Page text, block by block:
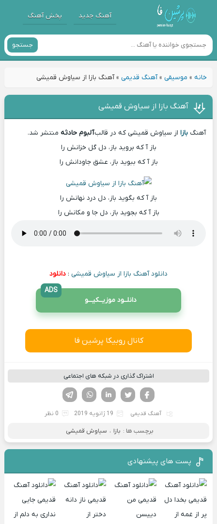
آهنگ جدید پخش آهنگ
جستجو
خانه» موسیقی»آهنگ قدیمی»آهنگ بازا از سیاوش قمیشی
آهنگ بازا از سیاوش قمیشی
آهنگ بازااز سیاوش قمیشی که در قالبآلبوم حادثهمنتشر شد.
باز آ که بروید باز، دل گل خزانش را
باز آ که ببوید باز، عشق جاودانش را
باز آ که بگوید باز، دل درد نهانش را
باز آ که بجوید باز، دل جا و مکانش را
دانلود آهنگ بازا از سیاوش قمیشی : دانلود
دانلــود موزیــکیـــو
ADS
کانال روبیکا پرشین فا
اشتراک گذاری در شبکه های اجتماعی
لینکدین تویتر
فیسوک
آهنگ قدیمی 19 ژانویه 2019 0 نظر
برچسب ها : بازا ، سیاوش قمیشی
پست های پیشنهادی